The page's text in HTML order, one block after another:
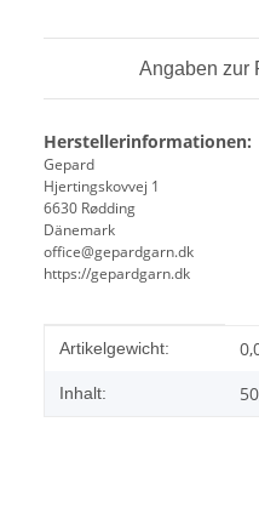
Angaben zur
Herstellerinformationen:
Gepard
Hjertingskovvej 1
6630 Rødding
Dänemark
office@gepardgarn.dk
https://gepardgarn.dk
Produkteigenschaft
Wert
Artikelgewicht:
Inhalt: